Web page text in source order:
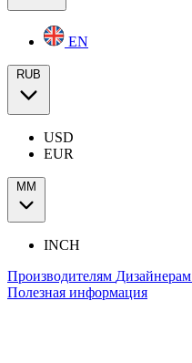
EN
RUB
USD
EUR
ММ
INCH
Производителям Дизайнерам
Полезная информация